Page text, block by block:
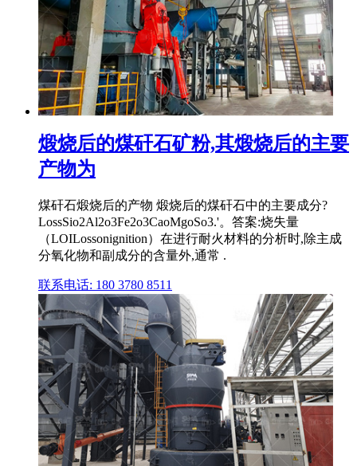
煅烧后的煤矸石矿粉,其煅烧后的主要
产物为
煤矸石煅烧后的产物 煅烧后的煤矸石中的主要成分?
LossSio2Al2o3Fe2o3CaoMgoSo3.'。答案:烧失量
（LOILossonignition）在进行耐火材料的分析时,除主成
分氧化物和副成分的含量外,通常 .
联系电话: 180 3780 8511